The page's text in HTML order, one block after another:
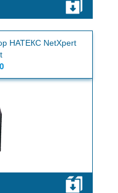
НАТЕКС NetXpert